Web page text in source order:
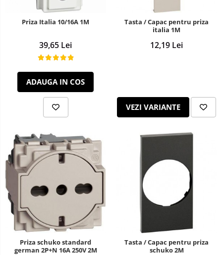
Priza Italia 10/16A 1M
39,65 Lei
ADAUGA IN COS
Tasta / Capac pentru priza
italia 1M
12,19 Lei
VEZI VARIANTE
Priza schuko standard
german 2P+N 16A 250V 2M
Tasta / Capac pentru priza
schuko 2M